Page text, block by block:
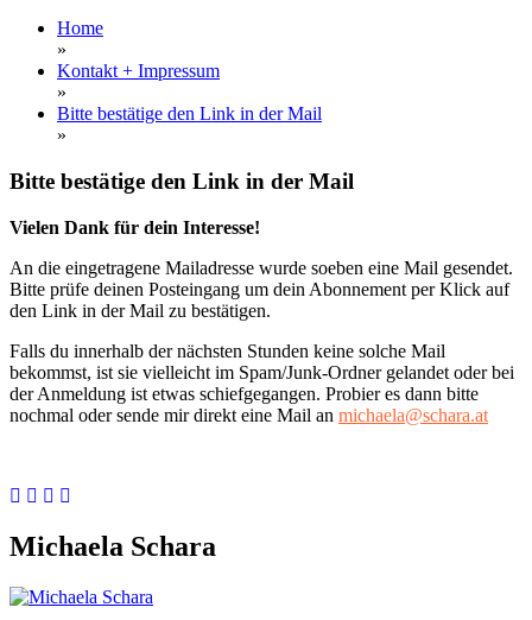
Home
»
Kontakt + Impressum
»
Bitte bestätige den Link in der Mail
»
Bitte bestätige den Link in der Mail
Vielen Dank für dein Interesse!
An die eingetragene Mailadresse wurde soeben eine Mail gesendet.
Bitte prüfe deinen Posteingang um dein Abonnement per Klick auf
den Link in der Mail zu bestätigen.
Falls du innerhalb der nächsten Stunden keine solche Mail
bekommst, ist sie vielleicht im Spam/Junk-Ordner gelandet oder bei
der Anmeldung ist etwas schiefgegangen. Probier es dann bitte
nochmal oder sende mir direkt eine Mail an michaela@schara.at
Michaela Schara